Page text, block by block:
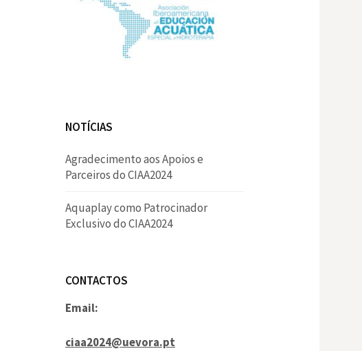
NOTÍCIAS
Agradecimento aos Apoios e
Parceiros do CIAA2024
Aquaplay como Patrocinador
Exclusivo do CIAA2024
CONTACTOS
Email:
ciaa2024@uevora.pt